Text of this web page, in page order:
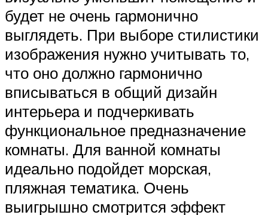
будет не очень гармонично
выглядеть. При выборе стилистики
изображения нужно учитывать то,
что оно должно гармонично
вписываться в общий дизайн
интерьера и подчеркивать
функциональное предназначение
комнаты. Для ванной комнаты
идеально подойдет морская,
пляжная тематика. Очень
выигрышно смотрится эффект